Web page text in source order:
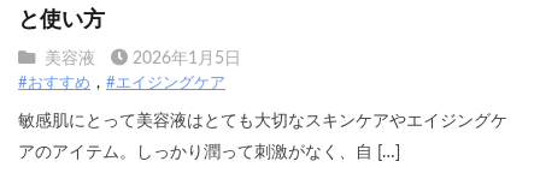
と使い方
美容液 2026年1月5日
#おすすめ #エイジングケア
敏感肌にとって美容液はとても大切なスキンケアやエイジングケ
アのアイテム。しっかり潤って刺激がなく、自 […]